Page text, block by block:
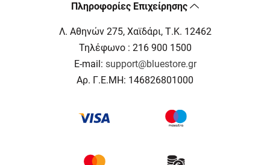
Πληροφορίες Επιχείρησης
Λ. Αθηνών 275, Χαϊδάρι, Τ.Κ. 12462
Τηλέφωνο : 216 900 1500
E-mail: support@bluestore.gr
Αρ. Γ.Ε.ΜΗ: 146826801000